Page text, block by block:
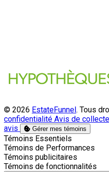
© 2026 EstateFunnel. Tous
confidentialité Avis de collecte
avis
Gérer mes témoins
Activer
Témoins Essentiels
Activer
Témoins de Performances
Activer
Témoins publicitaires
Activer
Témoins de fonctionnalités